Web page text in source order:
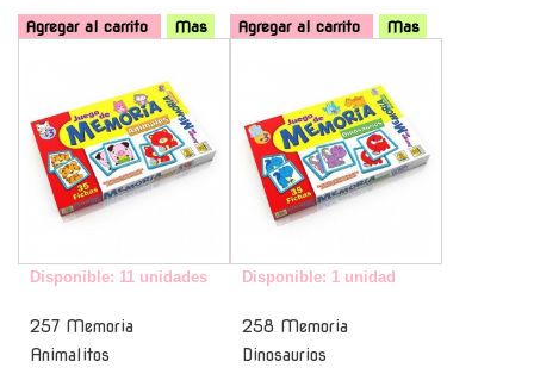
Agregar al carrito Mas Agregar al carrito
Mas
Disponible: 11 unidades
257 Memoria
Animalitos
Disponible: 1 unidad
258 Memoria
Dinosaurios